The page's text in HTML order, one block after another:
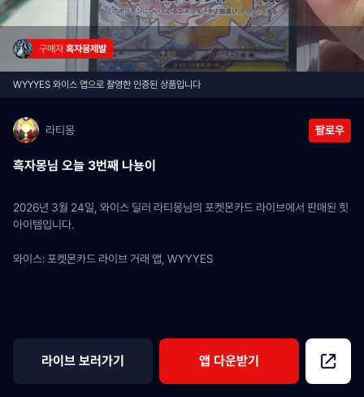
구매자 흑자몽제발
WYYYES 와이스 앱으로 촬영한 인증된 상품입니다
라티몽 팔로우
흑자몽님 오늘 3번째 나뇽이
2026년 3월 24일, 와이스 딜러 라티몽님의 포켓몬카드 라이브에서 판매된 힛
아이템입니다.
와이스: 포켓몬카드 라이브 거래 앱, WYYYES
라이브 보러가기 앱 다운받기